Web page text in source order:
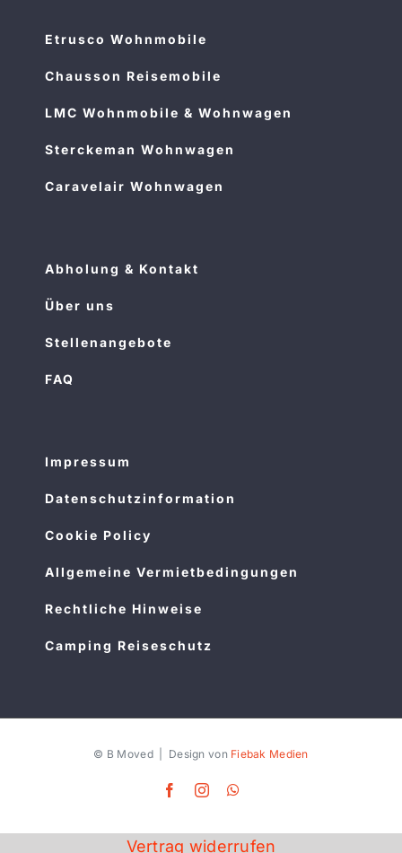
Etrusco Wohnmobile
Chausson Reisemobile
LMC Wohnmobile & Wohnwagen
Sterckeman Wohnwagen
Caravelair Wohnwagen
Abholung & Kontakt
Über uns
Stellenangebote
FAQ
Impressum
Datenschutzinformation
Cookie Policy
Allgemeine Vermietbedingungen
Rechtliche Hinweise
Camping Reiseschutz
© B Moved | Design von Fiebak Medien
FacebookInstagram
Vertrag widerrufen